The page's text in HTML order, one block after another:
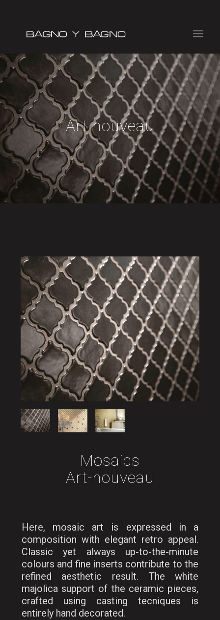
Art-nouveau
Mosaics
Art-nouveau
Here, mosaic art is expressed in a
composition with elegant retro appeal.
Classic yet always up-to-the-minute
colours and fine inserts contribute to the
refined aesthetic result. The white
majolica support of the ceramic pieces,
crafted using casting tecniques is
entirely hand decorated.